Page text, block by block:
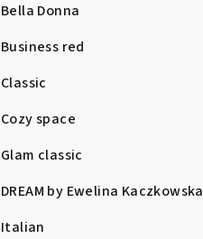
Bella Donna
Business red
Classic
Cozy space
Glam classic
DREAM by Ewelina Kaczkowska
Italian